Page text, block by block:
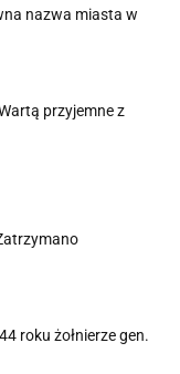
nazwa miasta w
przyjemne z
roku żołnierze gen.